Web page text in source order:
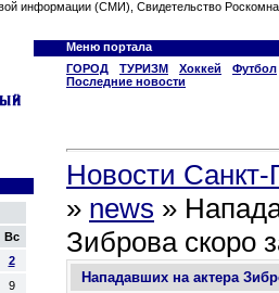
информации (СМИ), Свидетельство
Меню портала
ГОРОД
ТУРИЗМ Хоккей
Футбол
Последние новости
Вс
2
9
Новости Санкт-
» news »
Зиброва скоро
Нападавших на актера